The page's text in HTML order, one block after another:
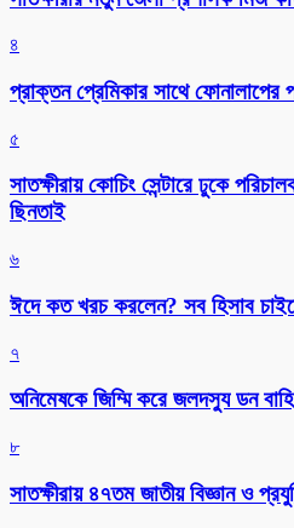
৪
প্রাক্তন প্রেমিকার সাথে
৫
সাতক্ষীরায় কোচিং সেন্টারে ঢুকে
ছিনতাই
৬
ঈদে কত খরচ করলেন? সব হিসাব
৭
অনিমেষকে জিম্মি করে জলদস্যু ডন
৮
সাতক্ষীরায় ৪৭তম জাতীয় বিজ্ঞান ও